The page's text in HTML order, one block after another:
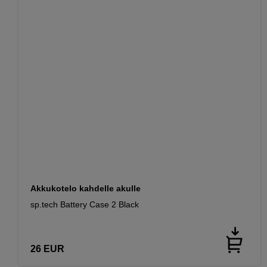
Akkukotelo kahdelle akulle
sp.tech Battery Case 2 Black
26 EUR